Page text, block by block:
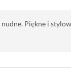
Piękne i